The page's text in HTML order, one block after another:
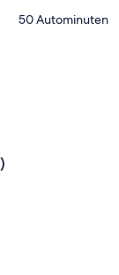
‪50 Autominuten‬